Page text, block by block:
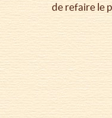
de refaire le